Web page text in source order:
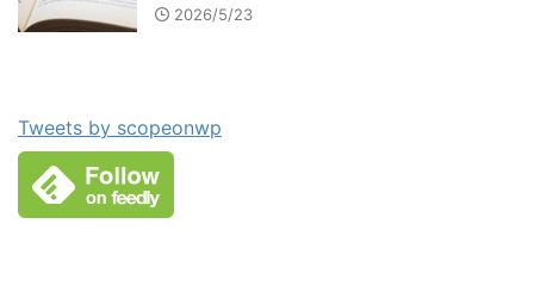
2026/5/23
Tweets by scopeonwp